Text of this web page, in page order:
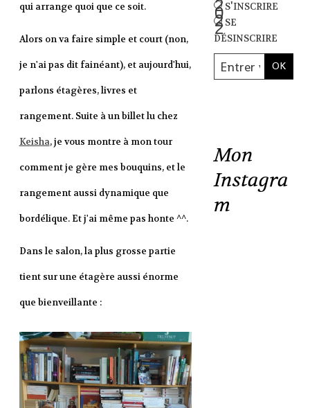
qui arrange quoi que ce soit.
Alors on va faire simple et court (non,
je n'ai pas dit fainéant), et aujourd'hui,
parlons étagères, livres et
rangement. Suite à un billet lu chez
Keisha, je vous montre à mon tour
comment je gère mes bouquins, et le
rangement aussi dynamique que
bordélique. Et j'ai même pas honte ^^.
Dans le salon, la plus grosse partie
tient sur une étagère aussi énorme
que bienveillante :
s'inscrire
se
désinscrire
Mon
Instagra
m